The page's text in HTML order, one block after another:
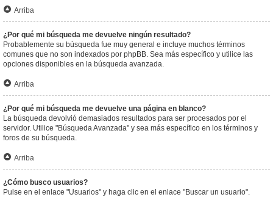
Arriba
¿Por qué mi búsqueda me devuelve ningún resultado?
Probablemente su búsqueda fue muy general e incluye muchos términos
comunes que no son indexados por phpBB. Sea más específico y utilice las
opciones disponibles en la búsqueda avanzada.
Arriba
¿Por qué mi búsqueda me devuelve una página en blanco?
La búsqueda devolvió demasiados resultados para ser procesados por el
servidor. Utilice "Búsqueda Avanzada" y sea más específico en los términos y
foros de su búsqueda.
Arriba
¿Cómo busco usuarios?
Pulse en el enlace "Usuarios" y haga clic en el enlace "Buscar un usuario".